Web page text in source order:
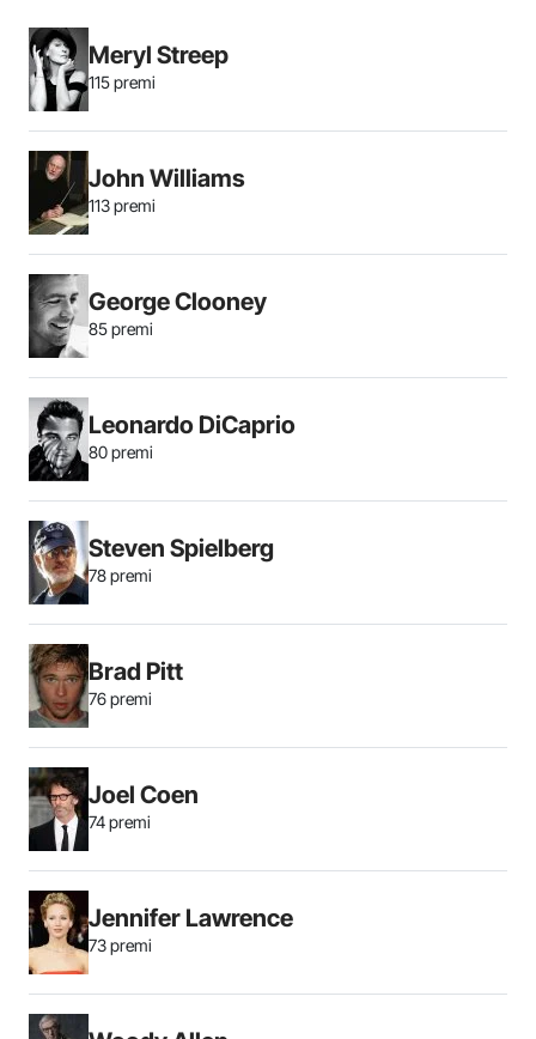
Meryl Streep
115 premi
John Williams
113 premi
George Clooney
85 premi
Leonardo DiCaprio
80 premi
Steven Spielberg
78 premi
Brad Pitt
76 premi
Joel Coen
74 premi
Jennifer Lawrence
73 premi